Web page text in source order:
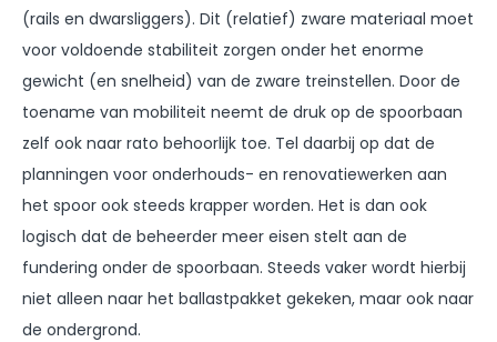
(rails en dwarsliggers). Dit (relatief) zware materiaal moet
voor voldoende stabiliteit zorgen onder het enorme
gewicht (en snelheid) van de zware treinstellen. Door de
toename van mobiliteit neemt de druk op de spoorbaan
zelf ook naar rato behoorlijk toe. Tel daarbij op dat de
planningen voor onderhouds- en renovatiewerken aan
het spoor ook steeds krapper worden. Het is dan ook
logisch dat de beheerder meer eisen stelt aan de
fundering onder de spoorbaan. Steeds vaker wordt hierbij
niet alleen naar het ballastpakket gekeken, maar ook naar
de ondergrond.